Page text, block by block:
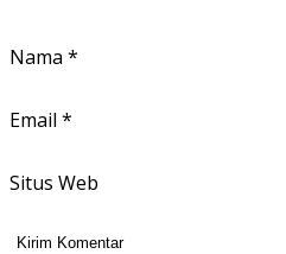
Nama *
Email *
Situs Web